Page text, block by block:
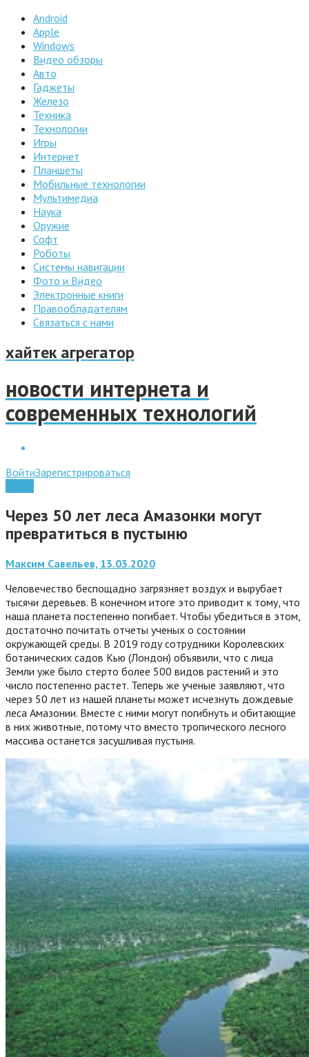
Android
Apple
Windows
Видео обзоры
Авто
Гаджеты
Железо
Техника
Технологии
Игры
Интернет
Планшеты
Мобильные технологии
Мультимедиа
Наука
Оружие
Софт
Роботы
Системы навигации
Фото и Видео
Электронные книги
Правообладателям
Связаться с нами
хайтек агрегатор
новости интернета и
современных технологий
ВойтиЗарегистрироваться
Через 50 лет леса Амазонки могут
превратиться в пустыню
Максим Савельев, 13.03.2020
Человечество беспощадно загрязняет воздух и вырубает
тысячи деревьев. В конечном итоге это приводит к тому, что
наша планета постепенно погибает. Чтобы убедиться в этом,
достаточно почитать отчеты ученых о состоянии
окружающей среды. В 2019 году сотрудники Королевских
ботанических садов Кью (Лондон) объявили, что с лица
Земли уже было стерто более 500 видов растений и это
число постепенно растет. Теперь же ученые заявляют, что
через 50 лет из нашей планеты может исчезнуть дождевые
леса Амазонии. Вместе с ними могут погибнуть и обитающие
в них животные, потому что вместо тропического лесного
массива останется засушливая пустыня.